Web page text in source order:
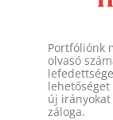
Portfóliónk
olvasó
új irányokat
záloga.